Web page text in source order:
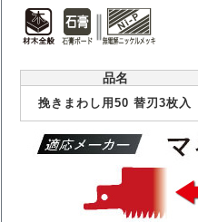
品名
挽きまわし用50 替刃3枚入